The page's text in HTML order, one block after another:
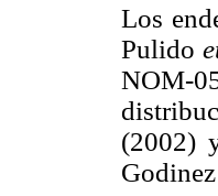
Los
Pulido
NOM-
(2002)
Godinez